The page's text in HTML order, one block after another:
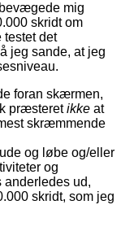
mig
skridt om
testet det
jeg sande, at jeg
foran skærmen,
præsteretikke at
skræmmende
og løbe og/eller
og
anderledes ud,
skridt, som jeg